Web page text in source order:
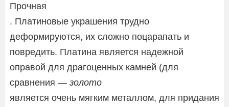
Прочная
. Платиновые украшения трудно
деформируются, их сложно поцарапать и
повредить. Платина является надежной
оправой для драгоценных камней (для
сравнения — золото
является очень мягким металлом, для придания